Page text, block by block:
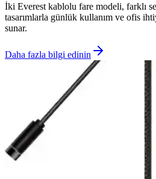
İki Everest kablolu fare modeli, farklı
tasarımlarla günlük kullanım ve ofis
sunar.
Daha fazla bilgi edinin